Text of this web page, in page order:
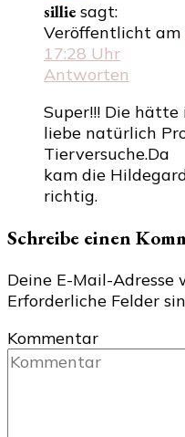
sillie sagt:
Veröffentlicht am
17:28 Uhr
Antworten
Super!!! Die
liebe natürlich
Tierversuche.Da
kam die
richtig.
Schreibe einen
Deine E-Mail-
Erforderliche Felder
Kommentar